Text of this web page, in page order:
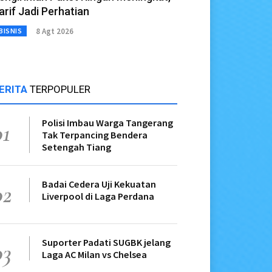
Jadi Perhatian
8 Agt 2026
TERPOPULER
Polisi Imbau Warga Tangerang
Tak Terpancing Bendera
Setengah Tiang
Badai Cedera Uji Kekuatan
Liverpool di Laga Perdana
Suporter Padati SUGBK jelang
Laga AC Milan vs Chelsea